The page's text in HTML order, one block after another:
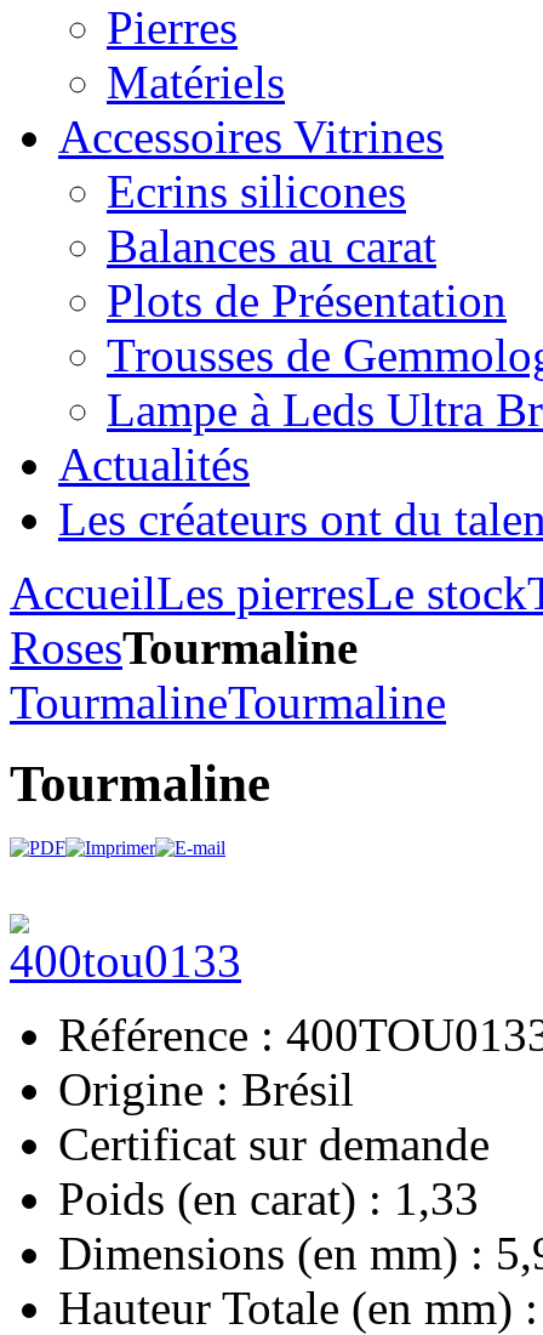
Pierres
Matériels
Accessoires Vitrines
Ecrins silicones
Balances au carat
Plots de Présentation
Trousses de
Lampe à Leds Ultra
Actualités
Les créateurs ont du
AccueilLes pierresLe stock
RosesTourmaline
TourmalineTourmaline
Tourmaline
Référence :
Origine : Brésil
Certificat sur demande
Poids (en carat) : 1,33
Dimensions (en mm) :
Hauteur Totale (en mm)